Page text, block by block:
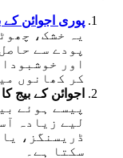
پوری اجوائن کے
یہ خشک،
پودے سے
اور
کر کھانوں
اجوائن کے بیج کا
پیسے ہوئے
لیے زیادہ
ڈریسنگز،
سکتا ہے۔